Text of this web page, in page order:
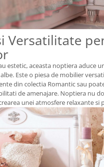
Versatilitate
estetic, aceasta noptiera aduce
Este o piesa de mobilier
din colectia Romantic sau
de amenajare. Noptiera nu
unei atmosfere relaxante si